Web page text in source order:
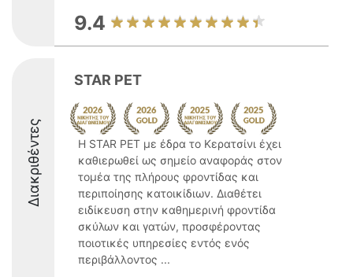
9.4
Διακριθέντες
STAR PET
Η STAR PET με έδρα το Κερατσίνι έχει
καθιερωθεί ως σημείο αναφοράς στον
τομέα της πλήρους φροντίδας και
περιποίησης κατοικίδιων. Διαθέτει
ειδίκευση στην καθημερινή φροντίδα
σκύλων και γατών, προσφέροντας
ποιοτικές υπηρεσίες εντός ενός
περιβάλλοντος ...